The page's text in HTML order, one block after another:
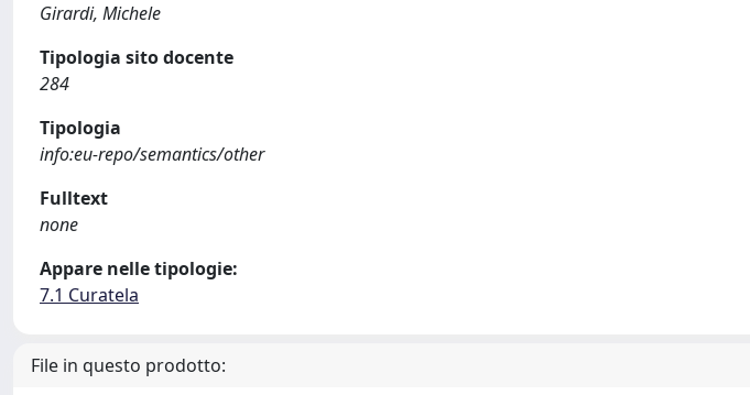
Girardi, Michele
Tipologia sito docente
284
Tipologia
info:eu-repo/semantics/other
Fulltext
none
Appare nelle tipologie:
7.1 Curatela
File in questo prodotto: